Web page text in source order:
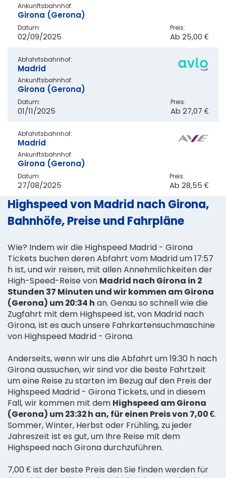
Ankunftsbahnhof:
Girona (Gerona)
Datum:
02/09/2025
Preis:
Ab 25,00 €
Abfahrtsbahnhof:
Madrid
Ankunftsbahnhof:
Girona (Gerona)
Datum:
01/11/2025
Preis:
Ab 27,07 €
Abfahrtsbahnhof:
Madrid
Ankunftsbahnhof:
Girona (Gerona)
Datum:
27/08/2025
Preis:
Ab 28,55 €
Highspeed von Madrid nach Girona,
Bahnhöfe, Preise und Fahrpläne
Wie? Indem wir die Highspeed Madrid - Girona
Tickets buchen deren Abfahrt vom Madrid um 17:57
h ist, und wir reisen, mit allen Annehmlichkeiten der
High-Speed-Reise von Madrid nach Girona in 2
Stunden 37 Minuten und wir kommen am Girona
(Gerona) um 20:34 h an. Genau so schnell wie die
Zugfahrt mit dem Highspeed ist, von Madrid nach
Girona, ist es auch unsere Fahrkartensuchmaschine
von Highspeed Madrid - Girona.
Anderseits, wenn wir uns die Abfahrt um 19:30 h nach
Girona aussuchen, wir sind vor die beste Fahrtzeit
um eine Reise zu starten im Bezug auf den Preis der
Highspeed Madrid - Girona Tickets, und in diesem
Fall, wir kommen mit dem Highspeed am Girona
(Gerona) um 23:32 h an, für einen Preis von 7,00 €.
Sommer, Winter, Herbst oder Frühling, zu jeder
Jahreszeit ist es gut, um Ihre Reise mit dem
Highspeed nach Girona durchzuführen.
7,00 € ist der beste Preis den Sie finden werden für